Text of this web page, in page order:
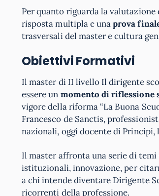
Per quanto riguarda la
risposta multipla e unaprova
trasversali del master e cultura
Obiettivi Formativi
Il master di II livello Il dirigente
essere un momento di riflessione
vigore della riforma “La Buona
Francesco de Sanctis,
nazionali, oggi docente di Principi,
Il master affronta una serie di
istituzionali, innovazione, per
a chi intende diventare Dirigente
ricorrenti della professione.